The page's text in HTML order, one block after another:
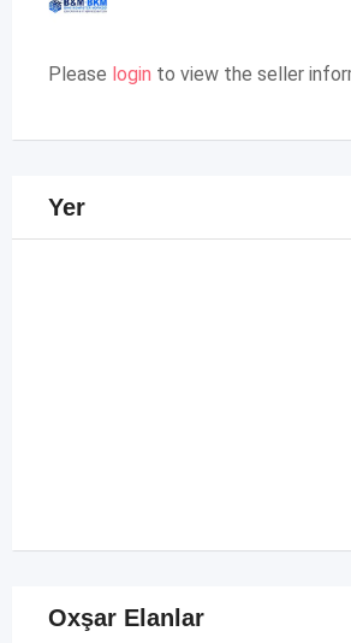
Please login to view the seller
Yer
Oxşar Elanlar